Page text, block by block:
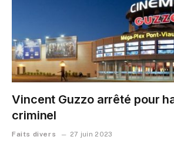
Vincent Guzzo arrêté pour
criminel
Faits divers 27 juin 2023